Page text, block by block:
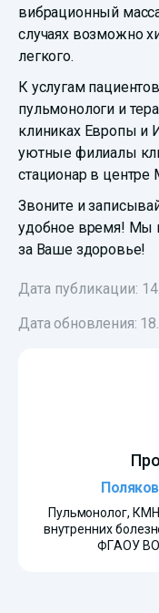
вибрационный
случаях возможно
легкого.
К услугам
пульмонологи и
клиниках Европы и
уютные филиалы
стационар в
Звоните и
удобное время! Мы
за Ваше здоровье!
Дата публикации:
Дата обновления:
Пульмонолог,
внутренних
ФГАОУ ВО